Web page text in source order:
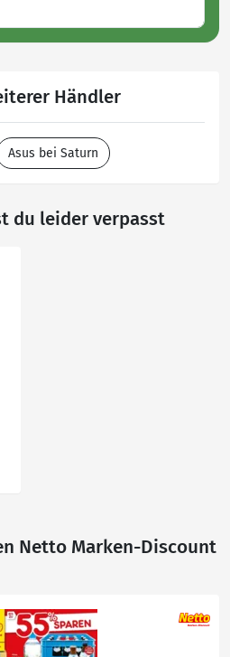
Händler
Asus bei Saturn
du leider verpasst
Netto Marken-Discount